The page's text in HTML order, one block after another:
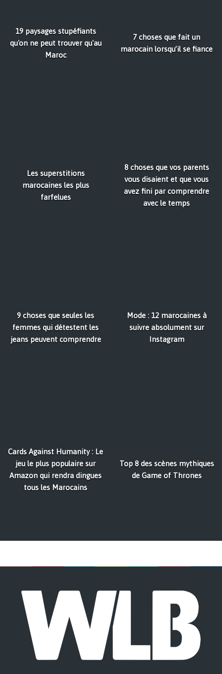
19 paysages stupéfiants
qu'on ne peut trouver qu'au
Maroc
7 choses que fait un
marocain lorsqu’il se fiance
Les superstitions
marocaines les plus
farfelues
8 choses que vos parents
vous disaient et que vous
avez fini par comprendre
avec le temps
9 choses que seules les
femmes qui détestent les
jeans peuvent comprendre
Mode : 12 marocaines à
suivre absolument sur
Instagram
Cards Against Humanity : Le
jeu le plus populaire sur
Amazon qui rendra dingues
tous les Marocains
Top 8 des scènes mythiques
de Game of Thrones